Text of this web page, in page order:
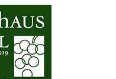
springen